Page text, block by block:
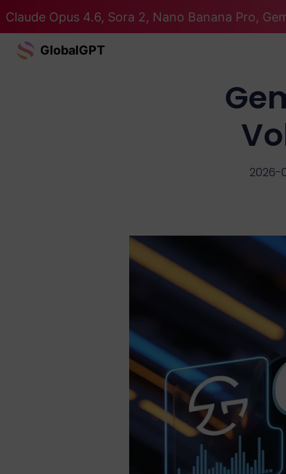
Claude Opus 4.6, Sora 2, Nano Banana Pro,
GlobalGPT
2026-